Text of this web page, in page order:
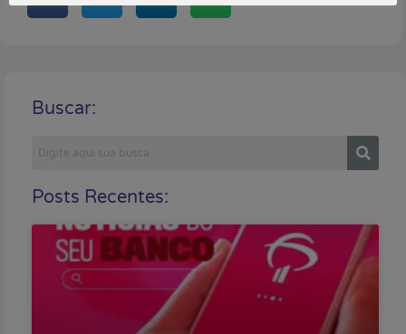
Buscar:
Posts Recentes: